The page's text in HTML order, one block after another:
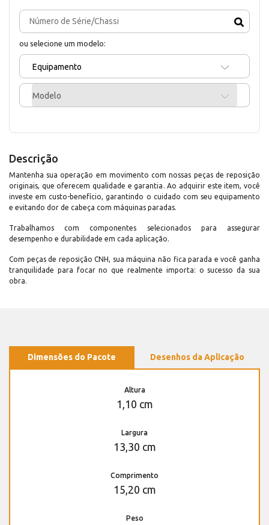
ou selecione um modelo:
Equipamento
Modelo
Descrição
Mantenha sua operação em movimento com nossas peças de reposição
originais, que oferecem qualidade e garantia. Ao adquirir este item, você
investe em custo-benefício, garantindo o cuidado com seu equipamento
e evitando dor de cabeça com máquinas paradas.
Trabalhamos com componentes selecionados para assegurar
desempenho e durabilidade em cada aplicação.
Com peças de reposição CNH, sua máquina não fica parada e você ganha
tranquilidade para focar no que realmente importa: o sucesso da sua
obra.
Dimensões do Pacote Desenhos da Aplicação
Altura
1,10 cm
Largura
13,30 cm
Comprimento
15,20 cm
Peso